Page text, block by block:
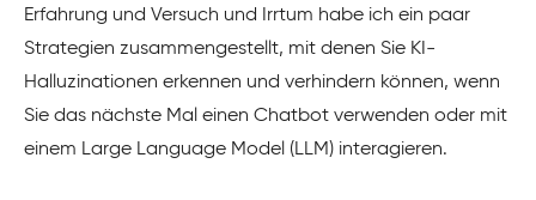
Erfahrung und Versuch und Irrtum habe ich ein paar
Strategien zusammengestellt, mit denen Sie KI-
Halluzinationen erkennen und verhindern können, wenn
Sie das nächste Mal einen Chatbot verwenden oder mit
einem Large Language Model (LLM) interagieren.